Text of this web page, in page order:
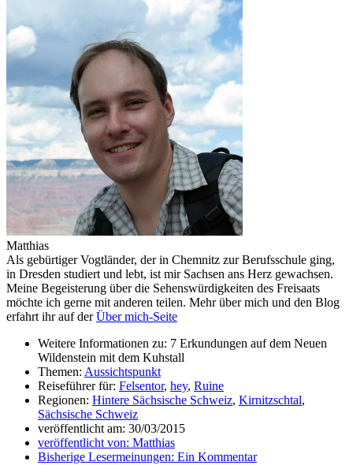
Matthias
Als gebürtiger Vogtländer, der in Chemnitz zur Berufsschule ging,
in Dresden studiert und lebt, ist mir Sachsen ans Herz gewachsen.
Meine Begeisterung über die Sehenswürdigkeiten des Freisaats
möchte ich gerne mit anderen teilen. Mehr über mich und den Blog
erfahrt ihr auf derÜber mich-Seite
Weitere Informationen zu: 7 Erkundungen auf dem Neuen
Wildenstein mit dem Kuhstall
Themen: Aussichtspunkt
Reiseführer für: Felsentor, hey, Ruine
Regionen: Hintere Sächsische Schweiz, Kirnitzschtal,
Sächsische Schweiz
veröffentlicht am: 30/03/2015
veröffentlicht von: Matthias
Bisherige Lesermeinungen: Ein Kommentar